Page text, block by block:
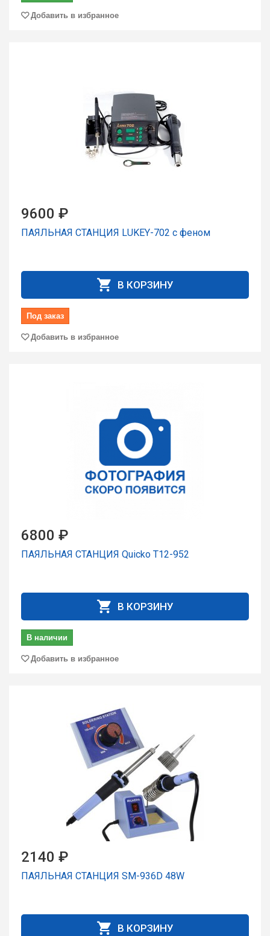
Добавить в избранное
9600 ₽
ПАЯЛЬНАЯ СТАНЦИЯ LUKEY-702 с феном
В КОРЗИНУ
Под заказ
Добавить в избранное
6800 ₽
ПАЯЛЬНАЯ СТАНЦИЯ Quicko T12-952
В КОРЗИНУ
В наличии
Добавить в избранное
2140 ₽
ПАЯЛЬНАЯ СТАНЦИЯ SM-936D 48W
В КОРЗИНУ